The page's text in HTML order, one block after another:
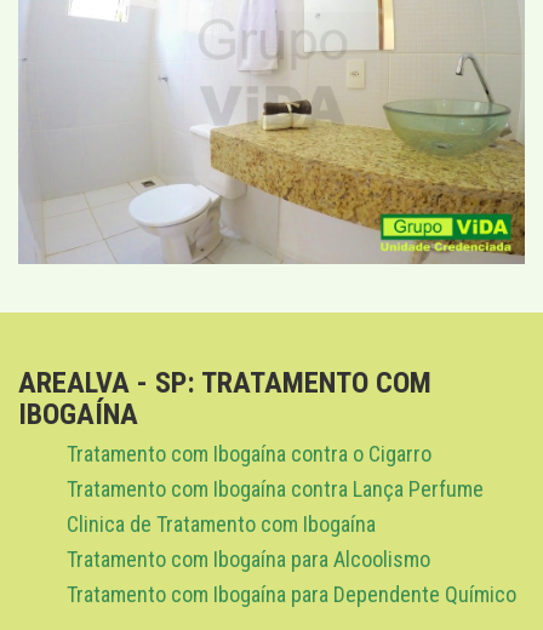
AREALVA - SP: TRATAMENTO COM
IBOGAÍNA
Tratamento com Ibogaína contra o Cigarro
Tratamento com Ibogaína contra Lança Perfume
Clinica de Tratamento com Ibogaína
Tratamento com Ibogaína para Alcoolismo
Tratamento com Ibogaína para Dependente Químico